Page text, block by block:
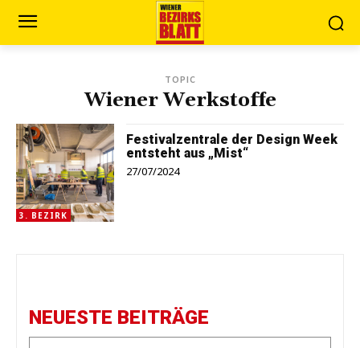
TOPIC
Wiener Werkstoffe
3. BEZIRK
Festivalzentrale der Design Week
entsteht aus „Mist“
27/07/2024
NEUESTE BEITRÄGE